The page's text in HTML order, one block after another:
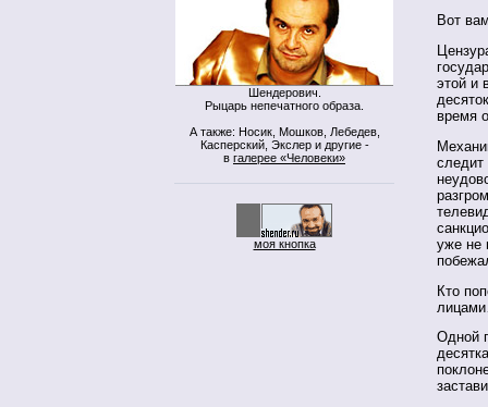
Шендерович.
Рыцарь непечатного образа.
А также: Носик, Мошков, Лебедев,
Касперский, Экслер и другие -
в галерее «Человеки»
моя кнопка
Вот
этой и
время
следит
уже не
Кто
Одной